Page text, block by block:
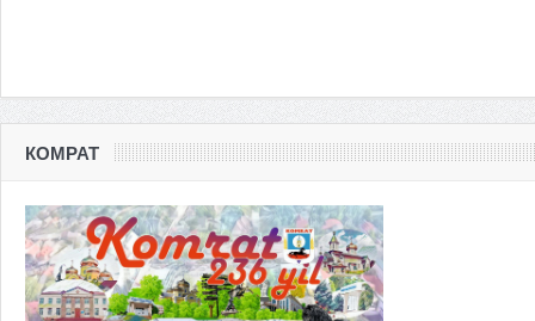
КОМРАТ